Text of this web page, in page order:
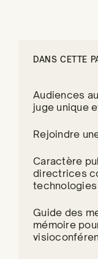
DANS CETTE
Audiences
juge unique
Rejoindre
Caractère
directrices
technologies
Guide des
mémoire